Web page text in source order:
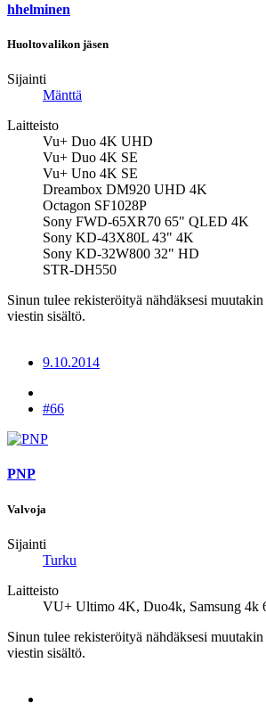
hhelminen
Huoltovalikon jäsen
Sijainti
Mänttä
Laitteisto
Vu+ Duo 4K UHD
Vu+ Duo 4K SE
Vu+ Uno 4K SE
Dreambox DM920 UHD 4K
Octagon SF1028P
Sony FWD-65XR70 65" QLED 4K
Sony KD-43X80L 43" 4K
Sony KD-32W800 32" HD
STR-DH550
Sinun tulee rekisteröityä nähdäksesi
viestin sisältö.
9.10.2014
#66
PNP
Valvoja
Sijainti
Turku
Laitteisto
VU+ Ultimo 4K, Duo4k, Samsung 4k
Sinun tulee rekisteröityä nähdäksesi
viestin sisältö.